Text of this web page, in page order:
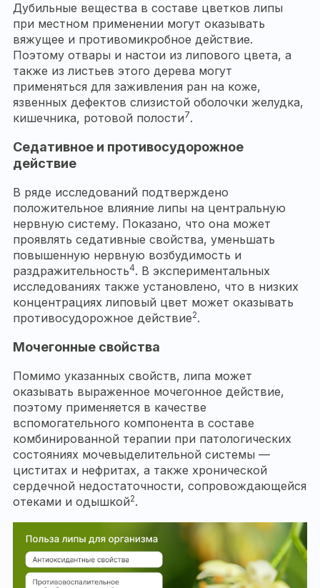
Дубильные вещества в составе цветков липы
при местном применении могут оказывать
вяжущее и противомикробное действие.
Поэтому отвары и настои из липового цвета, а
также из листьев этого дерева могут
применяться для заживления ран на коже,
язвенных дефектов слизистой оболочки желудка,
кишечника, ротовой полости7.
Седативное и противосудорожное
действие
В ряде исследований подтверждено
положительное влияние липы на центральную
нервную систему. Показано, что она может
проявлять седативные свойства, уменьшать
повышенную нервную возбудимость и
раздражительность4. В экспериментальных
исследованиях также установлено, что в низких
концентрациях липовый цвет может оказывать
противосудорожное действие2.
Мочегонные свойства
Помимо указанных свойств, липа может
оказывать выраженное мочегонное действие,
поэтому применяется в качестве
вспомогательного компонента в составе
комбинированной терапии при патологических
состояниях мочевыделительной системы —
циститах и нефритах, а также хронической
сердечной недостаточности, сопровождающейся
отеками и одышкой2.